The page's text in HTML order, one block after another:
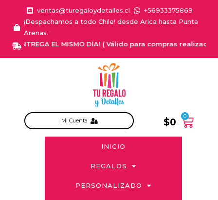
ventas@turegaloydetalles.cl
+56933375869
¡Despachamos a todo Chile! desde Arica hasta Punta
Arenas.
¡ENTREGA EL MISMO DÍA! ( Válido para compras
Mi Cuenta $0
0
INICIO
REGALOS
PERSONALIZADO